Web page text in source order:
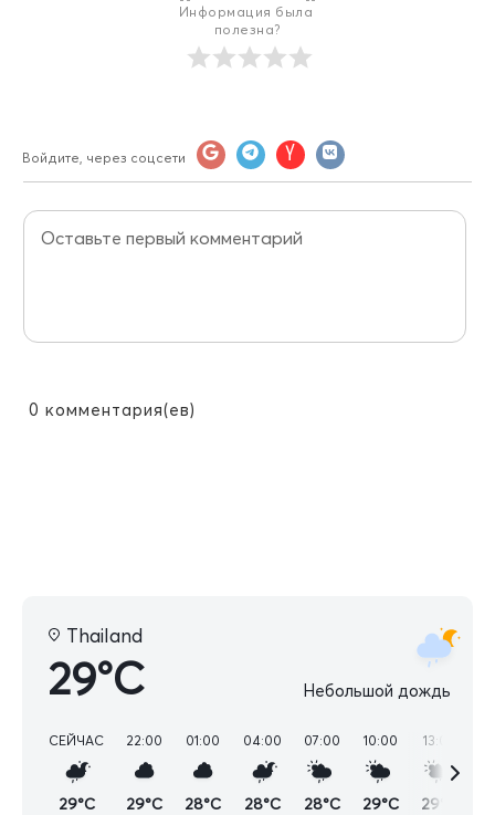
Информация была
полезна?
Войдите, через соцсети
0 комментария(ев)
Thailand
29°C Небольшой дождь
СЕЙЧАС
29°C
22:00
29°C
01:00
28°C
04:00
28°C
07:00
28°C
10:00
29°C
13:00
29°C